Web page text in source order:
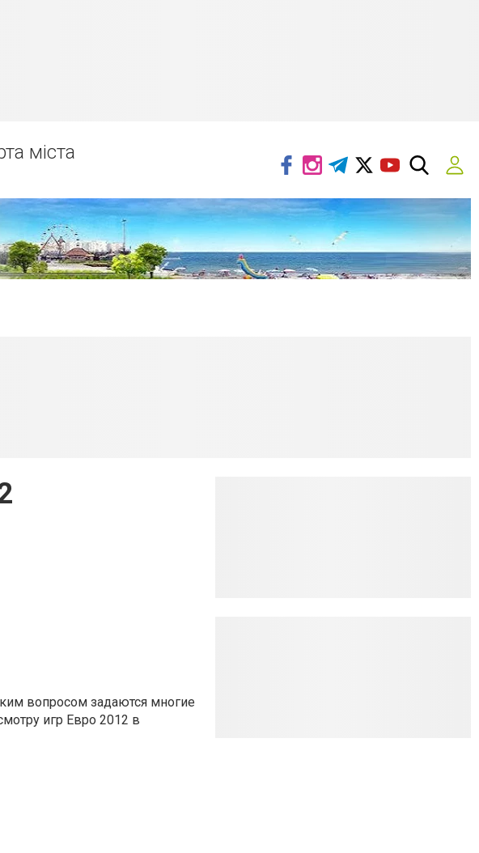
міста
вопросом задаются многие
игр Евро 2012 в